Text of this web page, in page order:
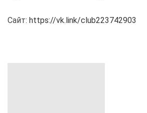
Сайт: https://vk.link/club223742903